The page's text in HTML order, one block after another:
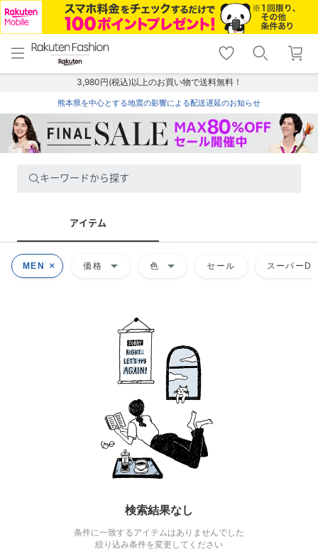
menu home
トップ
shopping_cart lock_outline
ログイン
3,980円(税込)以上のお買い物で送料無料！
熊本県を中心とする地震の影響による配送遅延のお知らせ
キーワードから探す
アイテム
MEN 価格 arrow_drop_down 色 arrow_drop_down セール スーパー
検索結果なし
条件に一致するアイテムはありませんでした
絞り込み条件を変更してください